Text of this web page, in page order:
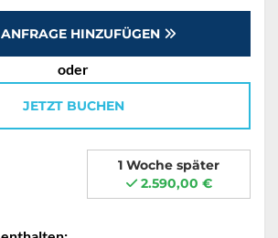
HINZUFÜGEN
oder
JETZT BUCHEN
1 Woche später
2.590,00 €